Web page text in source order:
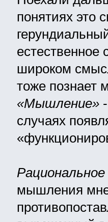
понятиях это
естественное
широком
тоже познает
«Мышление»-
случаях
мышления